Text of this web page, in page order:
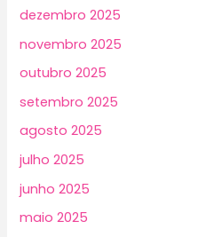
dezembro 2025
novembro 2025
outubro 2025
setembro 2025
agosto 2025
julho 2025
junho 2025
maio 2025